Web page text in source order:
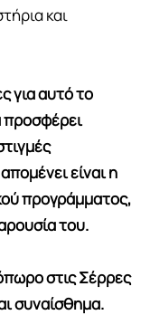
και
για αυτό το
προσφέρει
είναι η
προγράμματος,
του.
στις Σέρρες
συναίσθημα.